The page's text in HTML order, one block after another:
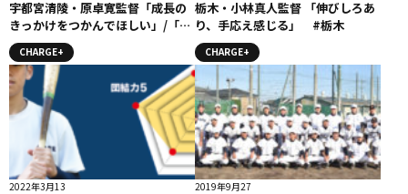
宇都宮清陵・原卓寛監督「成長の
きっかけをつかんでほしい」/「虎
視眈々」監督コメント
CHARGE+
栃木・小林真人監督 「伸びしろあ
り、手応え感じる」 #栃木
CHARGE+
2022年3月13 2019年9月27